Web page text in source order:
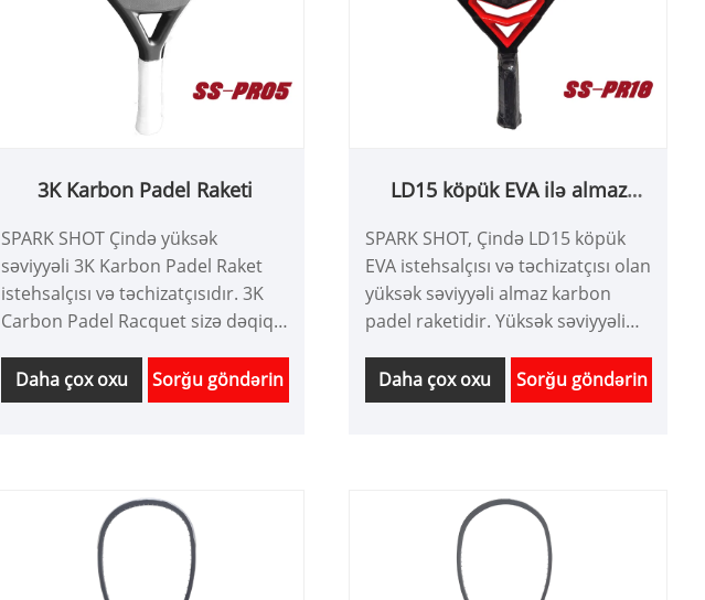
3K Karbon Padel Raketi
SPARK SHOT Çində yüksək
səviyyəli 3K Karbon Padel Raket
istehsalçısı və təchizatçısıdır. 3K
Carbon Padel Racquet sizə dəqiq
Yumşaq yaddaş EVA və 3K karbon
səthinin birləşməsi sizə inanılmaz
Daha çox oxu Sorğu göndərin
LD15 köpük EVA ilə almaz
SPARK SHOT, Çində LD15 köpük
EVA istehsalçısı və təchizatçısı olan
yüksək səviyyəli almaz karbon
padel raketidir. Yüksək səviyyəli
lifi və LD15 ZOTE köpük EVA ilə
istehsal olunur ki, bu da daha
yaxşı güc axtaran yüksək səviyyəli
oyunçular üçün tövsiyə olunur.
Daha çox oxu Sorğu göndərin